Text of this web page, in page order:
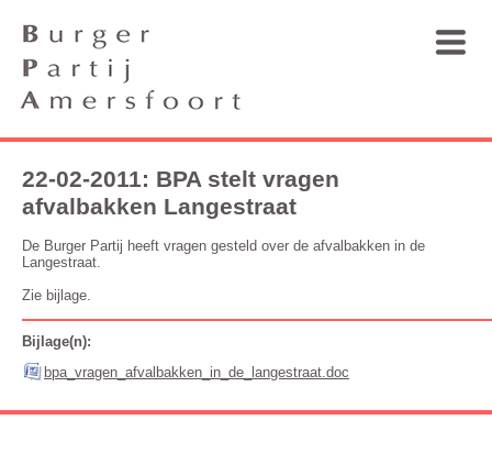
22-02-2011: BPA stelt vragen
afvalbakken Langestraat
De Burger Partij heeft vragen gesteld over de afvalbakken in de
Langestraat.
Zie bijlage.
Bijlage(n):
bpa_vragen_afvalbakken_in_de_langestraat.doc